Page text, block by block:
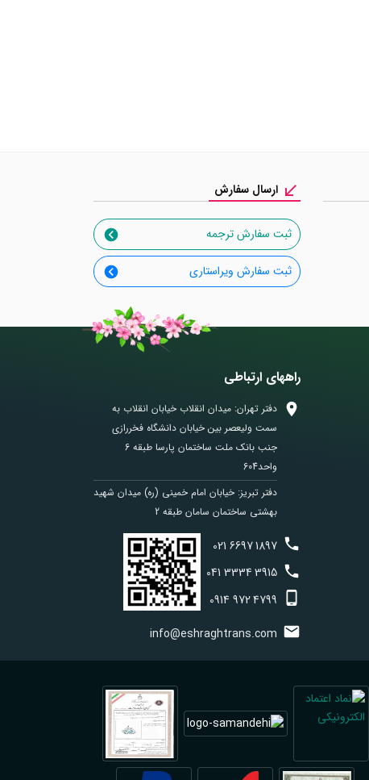
ارسال سفارش
ثبت سفارش ترجمه
ثبت سفارش ویراستاری
راههای ارتباطی
دفتر تهران: میدان انقلاب خیابان انقلاب به
سمت ولیعصر بین خیابان دانشگاه فخررازی
جنب بانک ملت ساختمان پارسا طبقه 6
واحد604
دفتر تبریز: خیابان امام خمینی (ره) میدان شهید
بهشتی ساختمان سامان طبقه 2
021 66971897
041 33343915
0914 9724799
info@eshraghtrans.com